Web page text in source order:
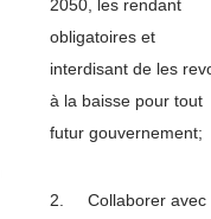
2050, les rendant
obligatoires et
interdisant de les
à la baisse pour tout
futur gouvernement;
2. Collaborer avec